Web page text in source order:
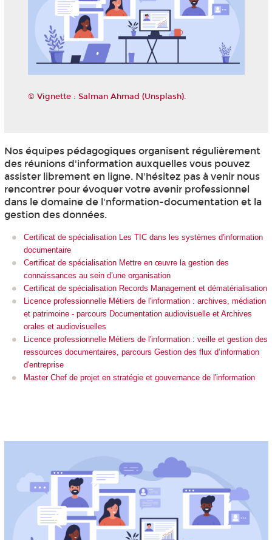
© Vignette : Salman Ahmad (Unsplash).
Nos équipes pédagogiques organisent régulièrement
des réunions d'information auxquelles vous pouvez
assister librement en ligne. N'hésitez pas à venir nous
rencontrer pour évoquer votre avenir professionnel
dans le domaine de l'nformation-documentation et la
gestion des données.
Certificat de spécialisation Les TIC dans les systèmes d'information
documentaire
Certificat de spécialisation Mettre en œuvre la gestion des
connaissances au sein d’une organisation
Certificat de spécialisation Records Management et dématérialisation
Licence professionnelle Métiers de l'information : archives, médiation
et patrimoine - parcours Documentation audiovisuelle et Archives
orales et audiovisuelles
Licence professionnelle Métiers de l'information : veille et gestion des
ressources documentaires, parcours Gestion des flux d’information
d'entreprise
Master Chef de projet en stratégie et gouvernance de l'information